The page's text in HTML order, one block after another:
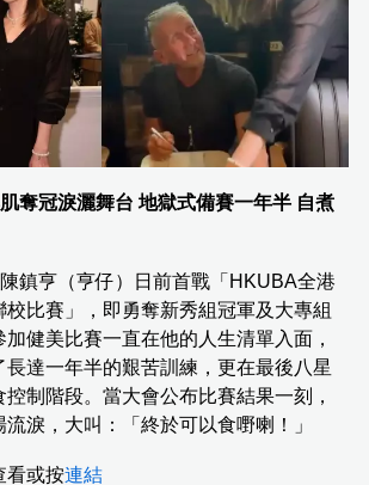
奪冠淚灑舞台 地獄式備賽一年半 自煮
鎮亨（亨仔）日前首戰「HKUBA全港
比賽」，即勇奪新秀組冠軍及大專組
健美比賽一直在他的人生清單入面，
達一年半的艱苦訓練，更在最後八星
制階段。當大會公布比賽結果一刻，
淚，大叫：「終於可以食嘢喇！」
看或按連結